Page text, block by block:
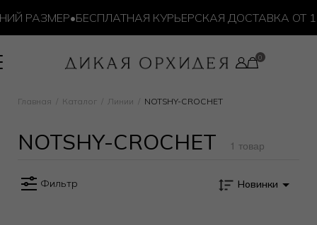
РАЗМЕР•БЕСПЛАТНАЯ КУРЬЕРСКАЯ ДОСТАВКА ОТ
Главная Каталог Линии NOTSHY-CROCHET
NOTSHY-CROCHET 1 товар
Фильтр Новинки